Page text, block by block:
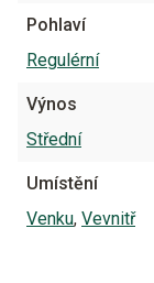
Pohlaví
Regulérní
Výnos
Střední
Umístění
Venku, Vevnitř